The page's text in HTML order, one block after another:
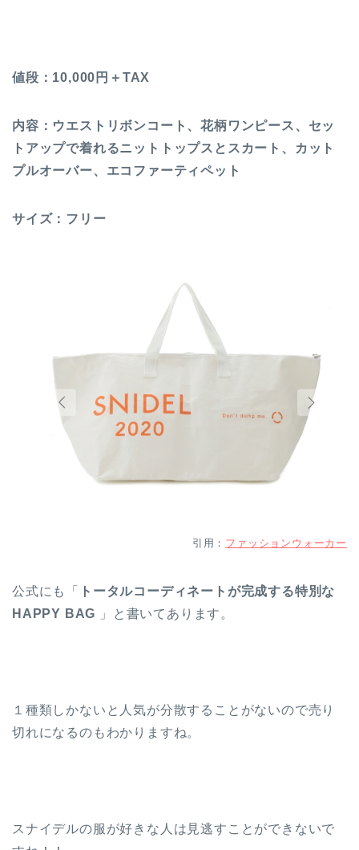
値段：10,000円＋TAX
内容：ウエストリボンコート、花柄ワンピース、セッ
トアップで着れるニットトップスとスカート、カット
プルオーバー、エコファーティペット
サイズ：フリー
引用： ファッションウォーカー
公式にも「
トータルコーディネートが完成する特別な
HAPPY BAG 」と書いてあります。
１種類しかないと人気が分散することがないので売り
切れになるのもわかりますね。
スナイデルの服が好きな人は見逃すことができないで